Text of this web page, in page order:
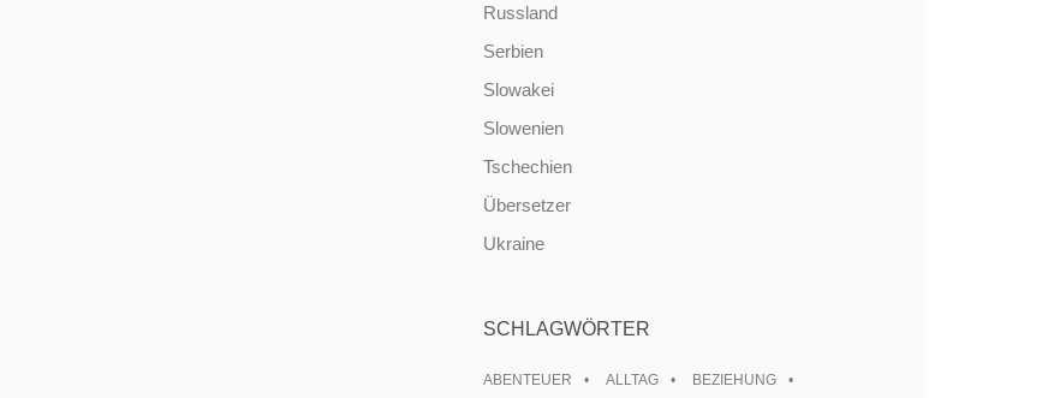
Russland
Serbien
Slowakei
Slowenien
Tschechien
Übersetzer
Ukraine
SCHLAGWÖRTER
ABENTEUER ALLTAG
BEZIEHUNG